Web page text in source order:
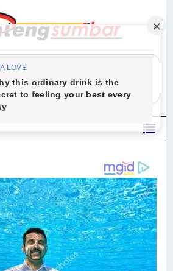
para malaikat-Nya berselawat untuk Nabi.
beriman, berselawatlah kamu untuk Nabi dan
penuh penghormatan kepadanya." (Qs. Al
Ahzab Ayat 56)